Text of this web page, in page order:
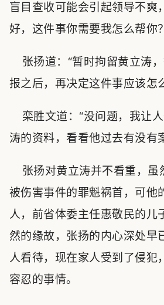
盲目查收可能会引起领导不爽
好，这件事你需要我怎么帮你
张扬道：“暂时拘留黄立涛
报之后，再决定这件事应该怎
栾胜文道：“没问题，我让
涛的资料，看看他过去有没有
张扬对黄立涛并不看重，虽
被伤害事件的罪魁祸首，可他
人，前省体委主任惠敬民的儿
然的缘故，张扬的内心深处早
人看待，现在家人受到了侵犯
容忍的事情。